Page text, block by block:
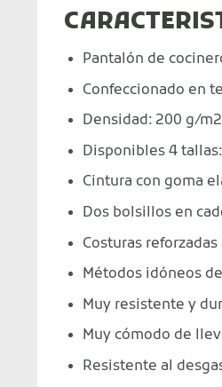
Pantalón de
Confeccionado en
Densidad: 200 g/
Disponibles 4 tallas:
Cintura con goma
Dos bolsillos en
Costuras
Métodos idóneos
Muy resistente y
Muy cómodo de
Resistente al